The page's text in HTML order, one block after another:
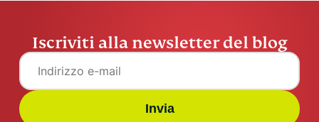
Iscriviti alla newsletter del blog
Invia